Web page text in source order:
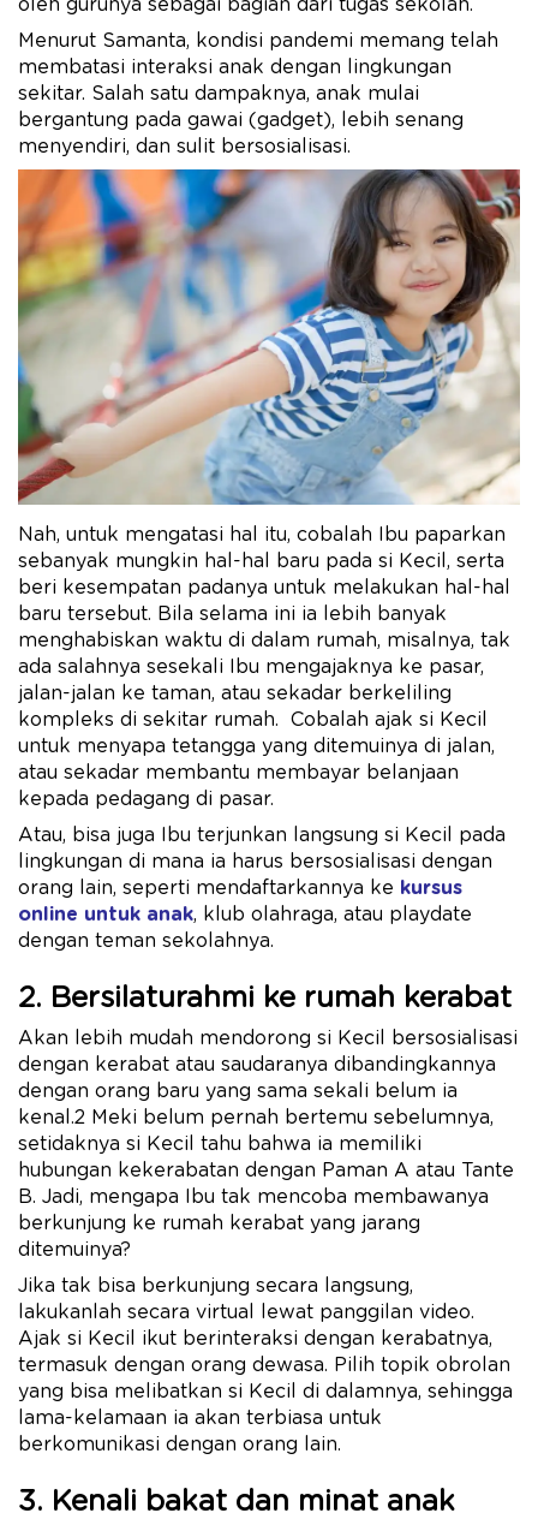
oleh gurunya sebagai bagian dari tugas sekolah.
Menurut Samanta, kondisi pandemi memang telah
membatasi interaksi anak dengan lingkungan
sekitar. Salah satu dampaknya, anak mulai
bergantung pada gawai (gadget), lebih senang
menyendiri, dan sulit bersosialisasi.
Nah, untuk mengatasi hal itu, cobalah Ibu paparkan
sebanyak mungkin hal-hal baru pada si Kecil, serta
beri kesempatan padanya untuk melakukan hal-hal
baru tersebut. Bila selama ini ia lebih banyak
menghabiskan waktu di dalam rumah, misalnya, tak
ada salahnya sesekali Ibu mengajaknya ke pasar,
jalan-jalan ke taman, atau sekadar berkeliling
kompleks di sekitar rumah. Cobalah ajak si Kecil
untuk menyapa tetangga yang ditemuinya di jalan,
atau sekadar membantu membayar belanjaan
kepada pedagang di pasar.
Atau, bisa juga Ibu terjunkan langsung si Kecil pada
lingkungan di mana ia harus bersosialisasi dengan
orang lain, seperti mendaftarkannya ke kursus
online untuk anak, klub olahraga, atau playdate
dengan teman sekolahnya.
2. Bersilaturahmi ke rumah kerabat
Akan lebih mudah mendorong si Kecil bersosialisasi
dengan kerabat atau saudaranya dibandingkannya
dengan orang baru yang sama sekali belum ia
kenal.2 Meki belum pernah bertemu sebelumnya,
setidaknya si Kecil tahu bahwa ia memiliki
hubungan kekerabatan dengan Paman A atau Tante
B. Jadi, mengapa Ibu tak mencoba membawanya
berkunjung ke rumah kerabat yang jarang
ditemuinya?
Jika tak bisa berkunjung secara langsung,
lakukanlah secara virtual lewat panggilan video.
Ajak si Kecil ikut berinteraksi dengan kerabatnya,
termasuk dengan orang dewasa. Pilih topik obrolan
yang bisa melibatkan si Kecil di dalamnya, sehingga
lama-kelamaan ia akan terbiasa untuk
berkomunikasi dengan orang lain.
3. Kenali bakat dan minat anak